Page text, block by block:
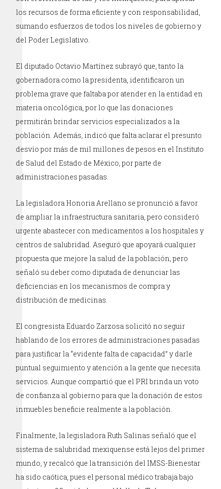
los recursos de forma eficiente y con responsabilidad,
sumando esfuerzos de todos los niveles de gobierno y
del Poder Legislativo.
El diputado Octavio Martínez subrayó que, tanto la
gobernadora como la presidenta, identificaron un
problema grave que faltaba por atender en la entidad en
materia oncológica, por lo que las donaciones
permitirán brindar servicios especializados a la
población. Además, indicó que falta aclarar el presunto
desvío por más de mil millones de pesos en el Instituto
de Salud del Estado de México, por parte de
administraciones pasadas.
La legisladora Honoria Arellano se pronunció a favor
de ampliar la infraestructura sanitaria, pero consideró
urgente abastecer con medicamentos a los hospitales y
centros de salubridad. Aseguró que apoyará cualquier
propuesta que mejore la salud de la población, pero
señaló su deber como diputada de denunciar las
deficiencias en los mecanismos de compra y
distribución de medicinas.
El congresista Eduardo Zarzosa solicitó no seguir
hablando de los errores de administraciones pasadas
para justificar la “evidente falta de capacidad” y darle
puntual seguimiento y atención a la gente que necesita
servicios. Aunque compartió que el PRI brinda un voto
de confianza al gobierno para que la donación de estos
inmuebles beneficie realmente a la población.
Finalmente, la legisladora Ruth Salinas señaló que el
sistema de salubridad mexiquense está lejos del primer
mundo, y recalcó que la transición del IMSS-Bienestar
ha sido caótica, pues el personal médico trabaja bajo